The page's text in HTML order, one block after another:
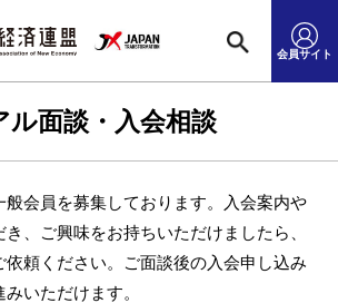
会員サイト
ル面談・入会相談
般会員を募集しております。入会案内や
、ご興味をお持ちいただけましたら、
依頼ください。ご面談後の入会申し込み
いただけます。